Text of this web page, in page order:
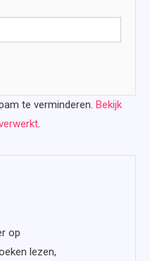
te verminderen. Bekijk
.
op
lezen,